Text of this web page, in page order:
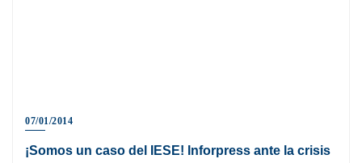
07/01/2014
¡Somos un caso del IESE! Inforpress ante la crisis